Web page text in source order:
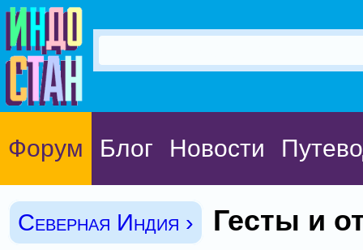
Форум Блог Новости
Северная Индия ›
Гесты и